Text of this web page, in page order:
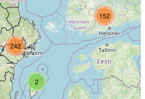
152
2
242